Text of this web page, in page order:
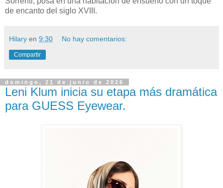
de encanto del siglo XVIII.
Hilary en 9:30 No hay comentarios:
Compartir
domingo, 21 de junio de 2026
Leni Klum inicia su etapa más dramática
para GUESS Eyewear.